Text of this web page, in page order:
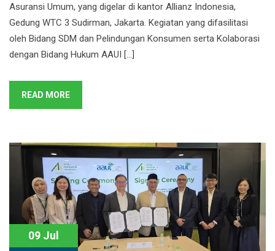
Asuransi Umum, yang digelar di kantor Allianz Indonesia,
Gedung WTC 3 Sudirman, Jakarta. Kegiatan yang difasilitasi
oleh Bidang SDM dan Pelindungan Konsumen serta Kolaborasi
dengan Bidang Hukum AAUI […]
READ MORE
09 Jul